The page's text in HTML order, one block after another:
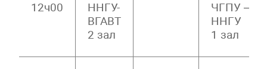
12ч00
ННГУ-
ВГАВТ
2 зал
ЧГПУ –
ННГУ
1 зал